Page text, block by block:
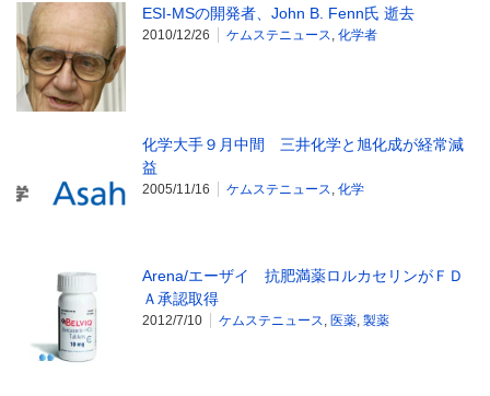
ESI-MSの開発者、John B. Fenn氏 逝去
2010/12/26 ケムステニュース, 化学者
化学大手９月中間 三井化学と旭化成が経常減
益
2005/11/16 ケムステニュース, 化学
Arena/エーザイ 抗肥満薬ロルカセリンがＦＤ
Ａ承認取得
2012/7/10 ケムステニュース, 医薬, 製薬